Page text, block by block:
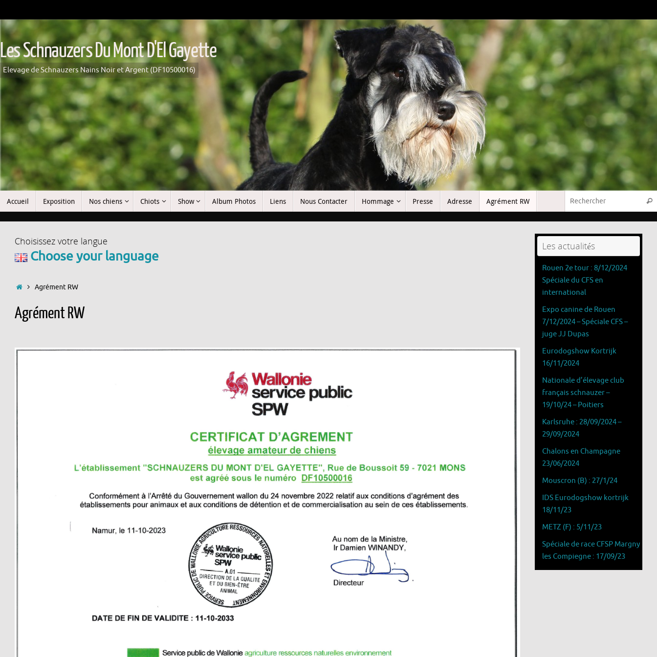
au
contenu
Les Schnauzers Du Mont D'El Gayette
Elevage de Schnauzers Nains Noir et Argent (DF10500016)
Accueil Exposition Nos chiens Chiots Show Album Photos Liens Nous Contacter Hommage Presse Adresse Agrément RW
Choisissez votre langue
Choose your language
Accueil
Agrément RW
Agrément RW
Les actualités
Rouen 2e tour : 8/12/2024
Spéciale du CFS en
international
Expo canine de Rouen
7/12/2024 – Spéciale CFS –
juge JJ Dupas
Eurodogshow Kortrijk
16/11/2024
Nationale d’élevage club
français schnauzer –
19/10/24 – Poitiers
Karlsruhe : 28/09/2024 –
29/09/2024
Chalons en Champagne
23/06/2024
Mouscron (B) : 27/1/24
IDS Eurodogshow kortrijk
18/11/23
METZ (F) : 5/11/23
Spéciale de race CFSP Margny
les Compiegne : 17/09/23